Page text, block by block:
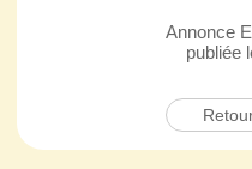
Annonce
publiée